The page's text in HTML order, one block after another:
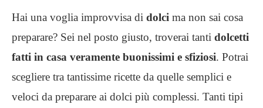
Hai una voglia improvvisa di dolci ma non sai cosa
preparare? Sei nel posto giusto, troverai tanti dolcetti
fatti in casa veramente buonissimi e sfiziosi. Potrai
scegliere tra tantissime ricette da quelle semplici e
veloci da preparare ai dolci più complessi. Tanti tipi